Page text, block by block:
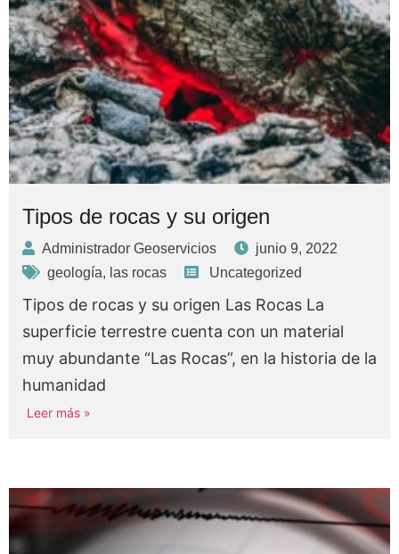
Tipos de rocas y su origen
Administrador Geoservicios
junio 9, 2022
geología, las rocas Uncategorized
Tipos de rocas y su origen Las Rocas La
superficie terrestre cuenta con un material
muy abundante “Las Rocas”, en la historia de la
humanidad
Leer más »